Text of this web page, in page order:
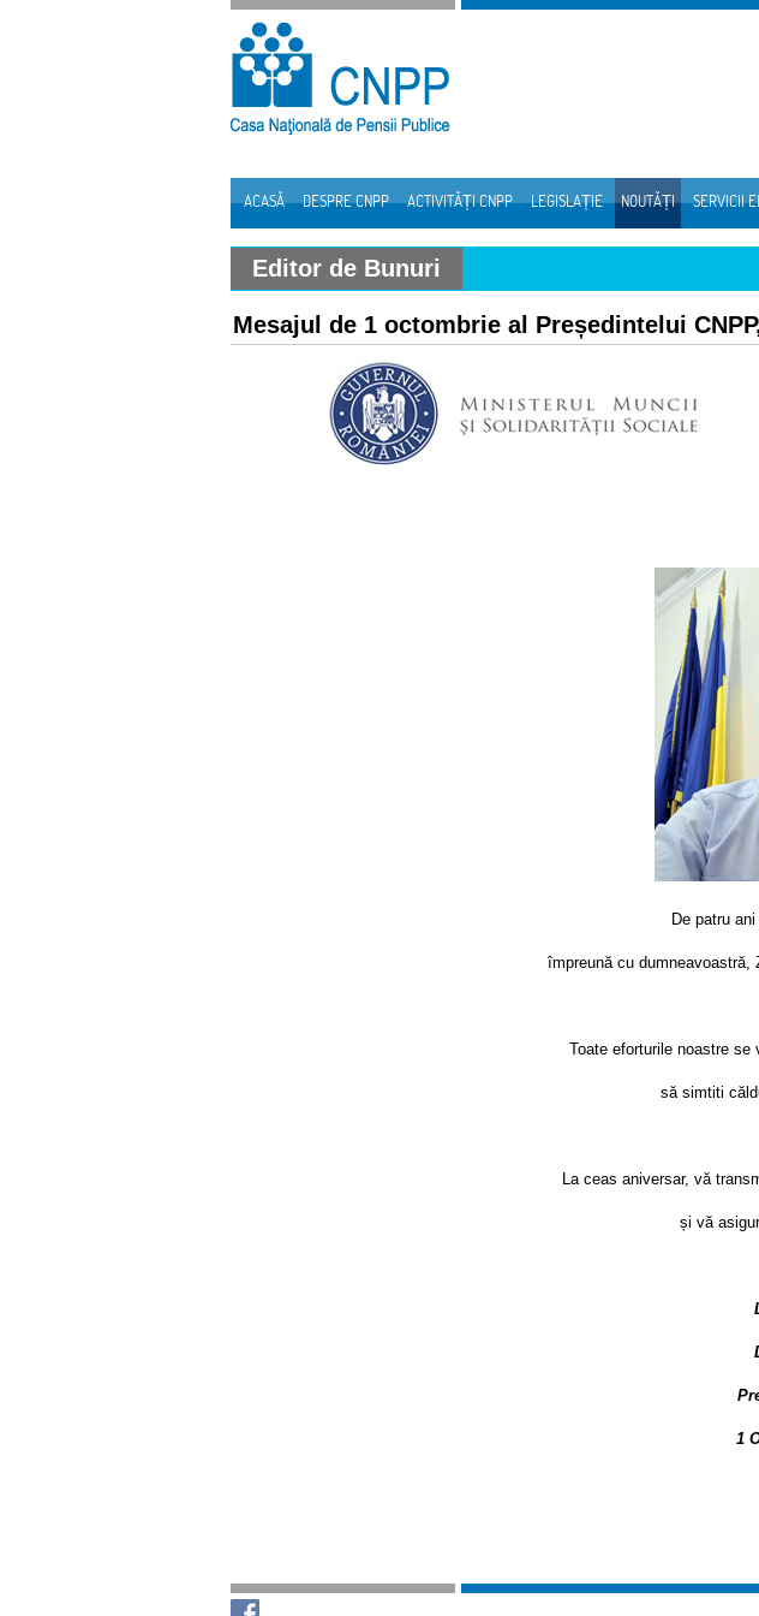
Sari la continut
ACASĂ DESPRE CNPP ACTIVITĂȚI CNPP LEGISLAȚIE NOUTĂȚI SERVICII
Editor de Bunuri
Mesajul de 1 octombrie al Președintelui
De patru
împreună cu dumneavoastră,
Toate eforturile noastre
să simtiti
La ceas aniversar, vă
și vă
1